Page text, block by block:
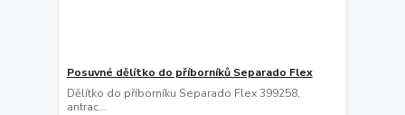
Posuvné dělítko do příborníků Separado Flex
Dělítko do příborníku Separado Flex 399258,
antrac...